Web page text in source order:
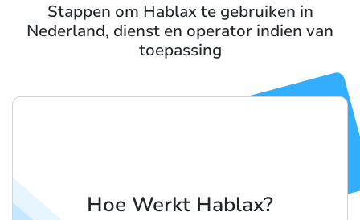
Stappen om Hablax te gebruiken in
Nederland, dienst en operator indien van
toepassing
Hoe Werkt Hablax?